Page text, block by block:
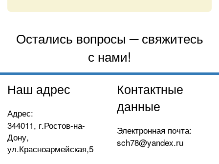
Остались вопросы ─ свяжитесь
с нами!
Наш адрес
Адрес:
344011, г.Ростов-на-
Дону,
ул.Красноармейская,5
Контактные
данные
Электронная почта:
sch78@yandex.ru